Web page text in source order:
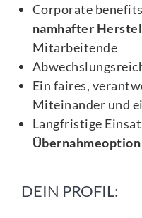
Corporate
namhafter
Mitarbeitende
Ein faires,
Miteinander und
Langfristige
Übernahmeoption
DEIN PROFIL: